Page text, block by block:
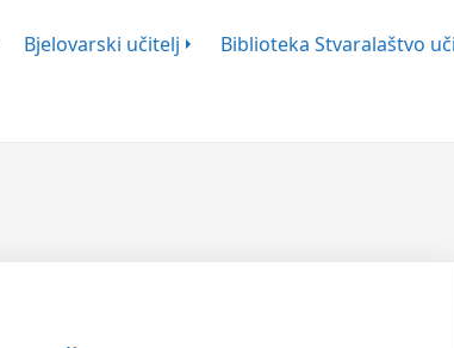
Zbora Bjelovar
Bjelovarski učitelj Biblioteka Stvaralaštvo